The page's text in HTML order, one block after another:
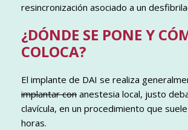
resincronización asociado a un
¿DÓNDE SE PONE Y
COLOCA?
El implante de DAI se realiza
implantar con anestesia local, justo
clavícula, en un procedimiento que
horas.